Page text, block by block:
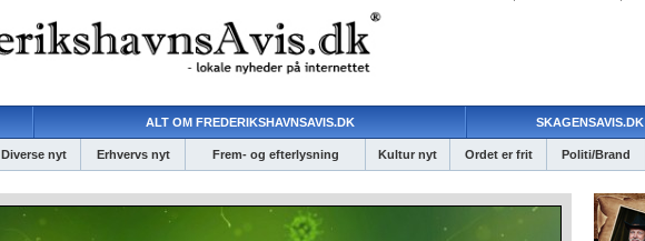
ALT OM FREDERIKSHAVNSAVIS.DK SKAGENSAVIS.DK
Diverse nyt Erhvervs nyt Frem- og efterlysning Kultur nyt Ordet er frit Politi/Brand